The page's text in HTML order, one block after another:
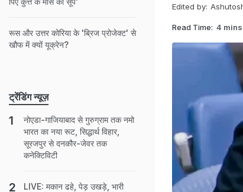
Edited by:
Read Time: 4 mins
रूस और उत्तर कोरिया के 'ब्रिज प्रोजेक्ट' से
खौफ में क्यों यूक्रेन?
ट्रेंडिंग न्यूज़
नोएडा-गाजियाबाद से गुरुग्राम तक नमो
भारत का नया रूट, सिद्धार्थ विहार,
सूरजपुर से दनकौर-जेवर तक
कनेक्टिविटी
LIVE: मकान ढहे, पेड़ उखड़े, भारी